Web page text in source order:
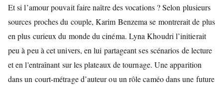
Et si l’amour pouvait faire naître des vocations ? Selon plusieurs
sources proches du couple, Karim Benzema se montrerait de plus
en plus curieux du monde du cinéma. Lyna Khoudri l’initierait
peu à peu à cet univers, en lui partageant ses scénarios de lecture
et en l'entraînant sur les plateaux de tournage. Une apparition
dans un court-métrage d’auteur ou un rôle caméo dans une future